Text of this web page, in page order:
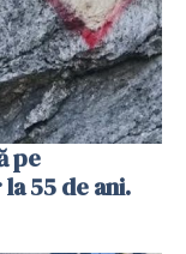
pe
55 de ani.